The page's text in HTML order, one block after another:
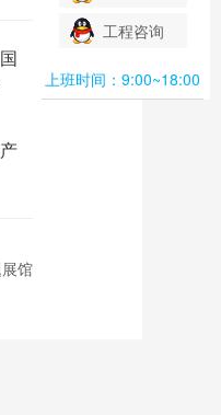
馆
工程咨询
上班时间：9:00~18:00